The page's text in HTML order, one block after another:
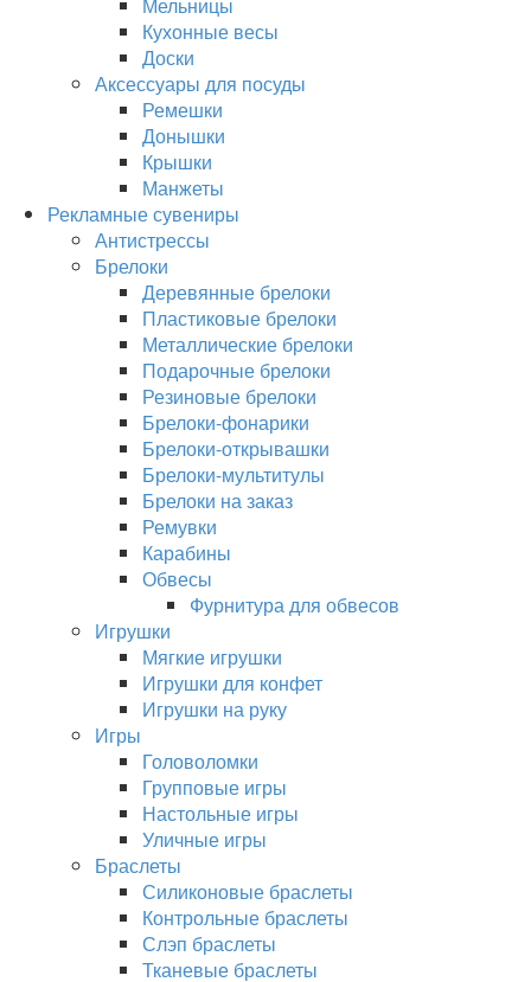
Кухонные весы
Доски
Аксессуары для посуды
Ремешки
Донышки
Крышки
Манжеты
Рекламные сувениры
Антистрессы
Брелоки
Деревянные брелоки
Пластиковые брелоки
Металлические брелоки
Подарочные брелоки
Резиновые брелоки
Брелоки-фонарики
Брелоки-открывашки
Брелоки-мультитулы
Брелоки на заказ
Ремувки
Карабины
Обвесы
Фурнитура для обвесов
Игрушки
Мягкие игрушки
Игрушки для конфет
Игрушки на руку
Игры
Головоломки
Групповые игры
Настольные игры
Уличные игры
Браслеты
Силиконовые браслеты
Контрольные браслеты
Слэп браслеты
Тканевые браслеты